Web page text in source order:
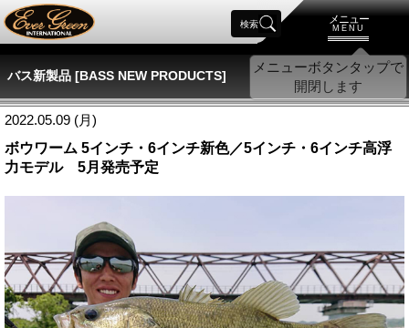
メニュー
MENU
検索
バス新製品 [BASS NEW PRODUCTS]
2022.05.09 (月)
ボウワーム 5インチ・6インチ新色／5インチ・6インチ高浮
力モデル 5月発売予定